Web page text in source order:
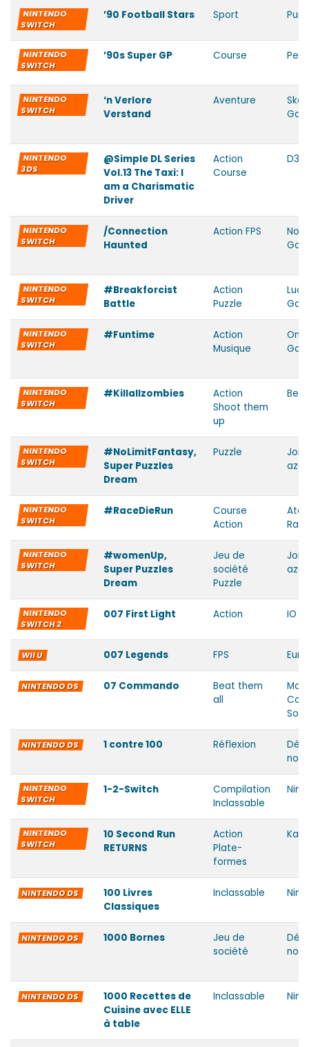
NINTENDO
SWITCH
’90 Football Stars Sport
NINTENDO
SWITCH
’90s Super GP Course
NINTENDO
SWITCH
‘n Verlore
Verstand
Aventure
NINTENDO
3DS
@Simple DL Series
Vol.13 The Taxi: I
am a Charismatic
Driver
Action
Course
D3
NINTENDO
SWITCH
/Connection
Haunted
Action FPS
No
NINTENDO
SWITCH
#Breakforcist
Battle
Action
Puzzle
NINTENDO
SWITCH
#Funtime
Action
Musique
One
NINTENDO
SWITCH
#Killallzombies
Action
Shoot them
up
NINTENDO
SWITCH
#NoLimitFantasy,
Super Puzzles
Dream
Puzzle
NINTENDO
SWITCH
#RaceDieRun
Course
Action
NINTENDO
SWITCH
#womenUp,
Super Puzzles
Dream
Jeu de
société
Puzzle
NINTENDO
SWITCH 2
007 First Light Action IO
WII U 007 Legends FPS
NINTENDO DS 07 Commando
Beat them
all
NINTENDO DS 1 contre 100 Réflexion
non
NINTENDO
SWITCH
1-2-Switch
Compilation
Inclassable
NINTENDO
SWITCH
10 Second Run
RETURNS
Action
Plate-
formes
NINTENDO DS
100 Livres
Classiques
Inclassable
NINTENDO DS 1000 Bornes
Jeu de
société
non
NINTENDO DS
1000 Recettes de
Cuisine avec ELLE
à table
Inclassable